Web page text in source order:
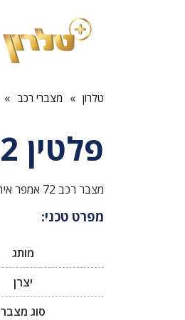
טלרון » מצברי רכב »
פלטין 72 אמפר EFB
מצבר רכב 72 אמפר אירופאי EFB ימין PLATIN
מפרט טכני:
מותג
יצרן
סוג מצבר